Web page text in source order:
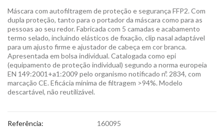
Máscara com autofiltragem de proteção e segurança FFP2. Com
dupla proteção, tanto para o portador da máscara como para as
pessoas ao seu redor. Fabricada com 5 camadas e acabamento
termo selado, incluindo elásticos de fixação, clip nasal adaptável
para um ajusto firme e ajustador de cabeça em cor branca.
Apresentada em bolsa individual. Catalogada como epi
(equipamento de proteção individual) segundo a norma europeia
EN 149:2001+a1:2009 pelo organismo notificado nº. 2834, com
marcação CE. Eficácia mínima de filtragem >94%. Modelo
descartável, não reutilizável.
Referência:
160095